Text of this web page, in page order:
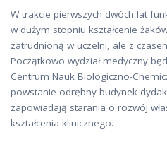
W trakcie pierwszych dwóch lat
w dużym stopniu kształcenie
zatrudnioną w uczelni, ale z
Początkowo wydział medyczny
Centrum Nauk Biologiczno-
powstanie odrębny budynek
zapowiadają starania o rozwój
kształcenia klinicznego.